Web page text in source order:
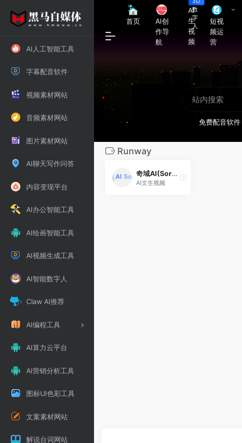
AI人工智能工具
字幕配音软件
视频素材网站
音频素材网站
图片素材网站
AI聊天写作问答
内容变现平台
AI办公智能工具
AI绘画智能工具
AI视频生成工具
AI智能数字人
Claw AI推荐
AI编程工具
AI算力云平台
AI营销分析工具
图标UI色彩工具
文案素材网站
解说台词网站
首页
AI创
作导
航
AI
生
视
频
数
字
人
短视
频运
营
免费配音软件
Runway
奇域AI(Sorabot)
AI文生视频